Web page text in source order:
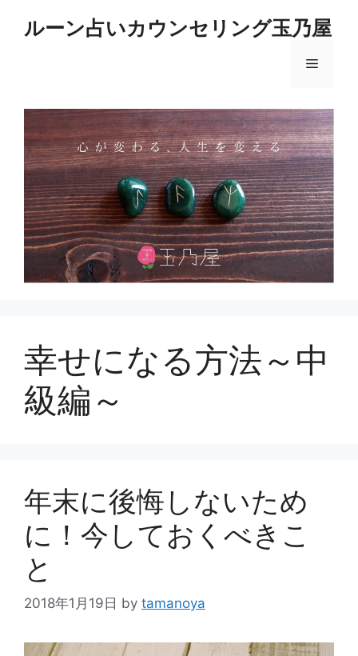
ルーン占いカウンセリング玉乃屋
メ
ニ
ュ
ー
幸せになる方法～中
級編～
年末に後悔しないため
に！今しておくべきこ
と
2018年1月19日 by tamanoya